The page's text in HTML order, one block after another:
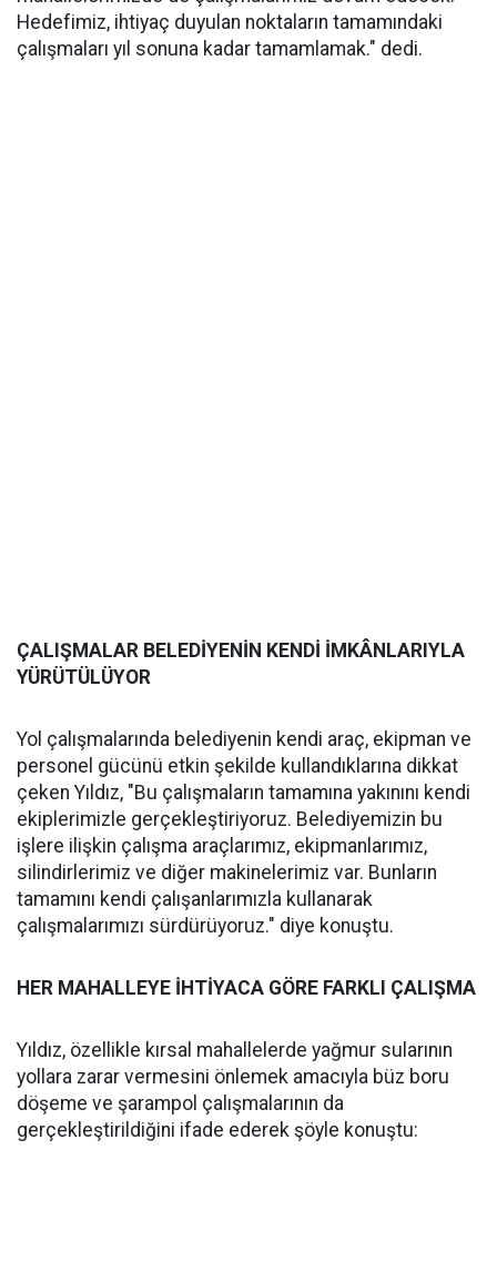
Hedefimiz, ihtiyaç duyulan noktaların tamamındaki
çalışmaları yıl sonuna kadar tamamlamak." dedi.
ÇALIŞMALAR BELEDİYENİN KENDİ İMKÂNLARIYLA
YÜRÜTÜLÜYOR
Yol çalışmalarında belediyenin kendi araç, ekipman ve
personel gücünü etkin şekilde kullandıklarına dikkat
çeken Yıldız, "Bu çalışmaların tamamına yakınını kendi
ekiplerimizle gerçekleştiriyoruz. Belediyemizin bu
işlere ilişkin çalışma araçlarımız, ekipmanlarımız,
silindirlerimiz ve diğer makinelerimiz var. Bunların
tamamını kendi çalışanlarımızla kullanarak
çalışmalarımızı sürdürüyoruz." diye konuştu.
HER MAHALLEYE İHTİYACA GÖRE FARKLI ÇALIŞMA
Yıldız, özellikle kırsal mahallelerde yağmur sularının
yollara zarar vermesini önlemek amacıyla büz boru
döşeme ve şarampol çalışmalarının da
gerçekleştirildiğini ifade ederek şöyle konuştu: